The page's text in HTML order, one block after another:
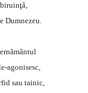
Dumnezeu.
agonisesc,
sau tainic,